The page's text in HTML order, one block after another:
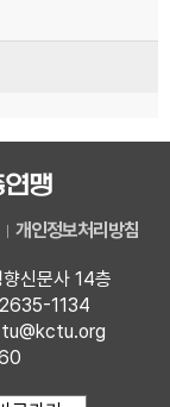
개인정보처리방침
신문사 14층
1134